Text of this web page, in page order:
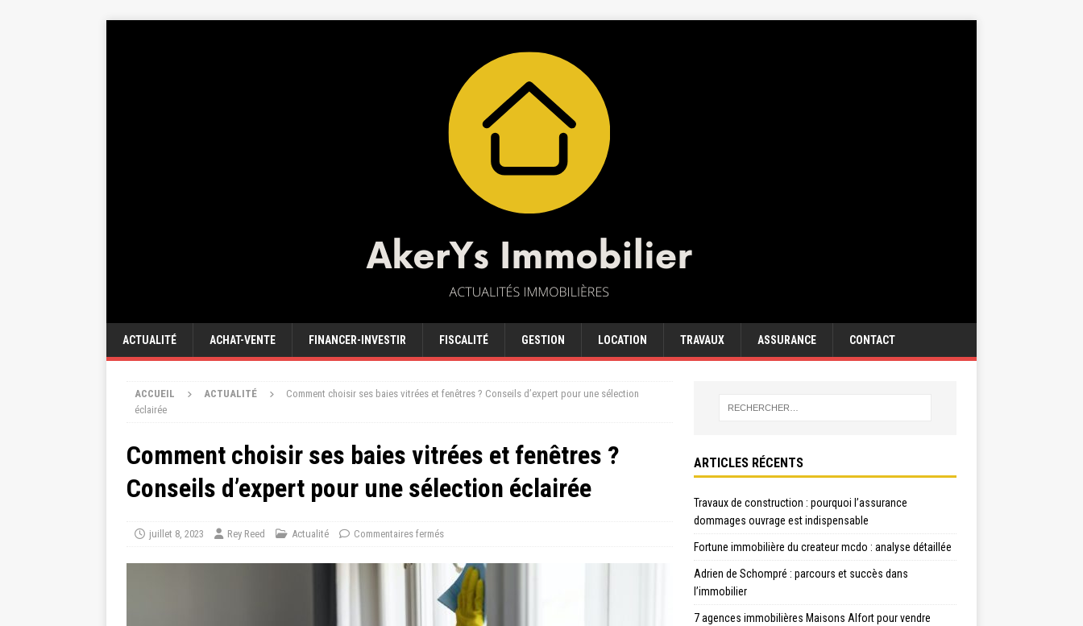
ACTUALITÉ ACHAT-VENTE FINANCER-INVESTIR FISCALITÉ GESTION LOCATION TRAVAUX ASSURANCE CONTACT
ACCUEIL ACTUALITÉ
Comment choisir ses baies vitrées et fenêtres ? Conseils d’expert pour une sélection
éclairée
Comment choisir ses baies vitrées et fenêtres ?
Conseils d’expert pour une sélection éclairée
juillet 8, 2023 Rey Reed Actualité Commentaires fermés
ARTICLES RÉCENTS
Travaux de construction : pourquoi l’assurance
dommages ouvrage est indispensable
Fortune immobilière du createur mcdo : analyse détaillée
Adrien de Schompré : parcours et succès dans
l’immobilier
7 agences immobilières Maisons Alfort pour vendre